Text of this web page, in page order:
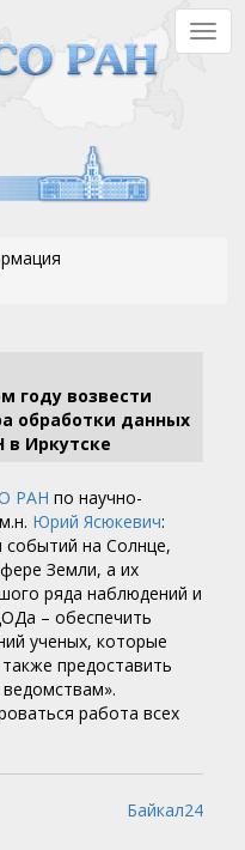
году возвести
обработки данных
Иркутске
РАН по научно-
Юрий Ясюкевич:
на Солнце,
Земли, а их
ряда наблюдений и
– обеспечить
ученых, которые
предоставить
работа всех
Байкал24